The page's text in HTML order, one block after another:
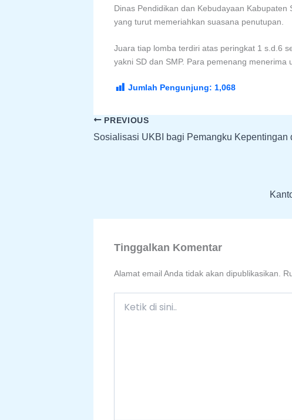
Dinas Pendidikan dan Kebudayaan
yang turut memeriahkan suasana penutupan.
Juara tiap lomba terdiri atas peringkat 1 s.d.6
yakni SD dan SMP. Para pemenang
Jumlah Pengunjung: 1,068
PREVIOUS
Tinggalkan Komentar
Alamat email Anda tidak akan dipublikasikan.